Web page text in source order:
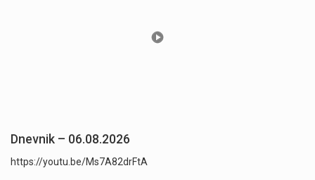
Dnevnik – 06.08.2026
https://youtu.be/Ms7A82drFtA